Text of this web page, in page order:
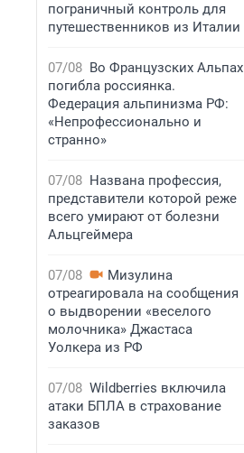
пограничный контроль для
путешественников из Италии
07/08 Во Французских Альпах
погибла россиянка.
Федерация альпинизма РФ:
«Непрофессионально и
странно»
07/08 Названа профессия,
представители которой реже
всего умирают от болезни
Альцгеймера
07/08
Мизулина
отреагировала на сообщения
о выдворении «веселого
молочника» Джастаса
Уолкера из РФ
07/08 Wildberries включила
атаки БПЛА в страхование
заказов